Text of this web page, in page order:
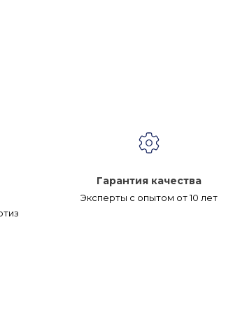
Гарантия качества
Эксперты с опытом от 10 лет